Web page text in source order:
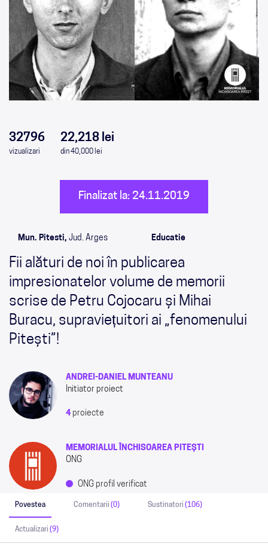
32796
vizualizari
22,218 lei
din 40,000 lei
Finalizat la: 24.11.2019
Mun. Pitesti, Jud. Arges Educatie
Fii alături de noi în publicarea
impresionatelor volume de memorii
scrise de Petru Cojocaru și Mihai
Buracu, supraviețuitori ai „fenomenului
Pitești”!
ANDREI-DANIEL MUNTEANU
Initiator proiect
4 proiecte
MEMORIALUL ÎNCHISOAREA PITEȘTI
ONG
ONG profil verificat
Povestea Comentarii (0) Sustinatori (106)
Actualizari (9)